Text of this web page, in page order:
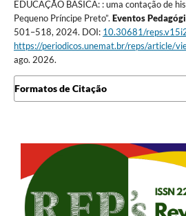
EDUCAÇÃO BÁSICA: : uma contação de
Pequeno Príncipe Preto”. Eventos
501–518, 2024. DOI: 10.30681/
https://periodicos.unemat.br/reps/article/
ago. 2026.
Formatos de Citação